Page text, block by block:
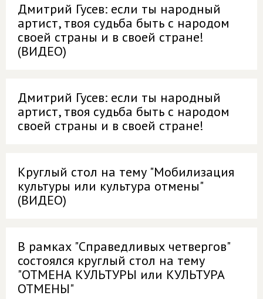
Дмитрий Гусев: если ты народный
артист, твоя судьба быть с народом
своей страны и в своей стране!
(ВИДЕО)
Дмитрий Гусев: если ты народный
артист, твоя судьба быть с народом
своей страны и в своей стране!
Круглый стол на тему "Мобилизация
культуры или культура отмены"
(ВИДЕО)
В рамках "Справедливых четвергов"
состоялся круглый стол на тему
"ОТМЕНА КУЛЬТУРЫ или КУЛЬТУРА
ОТМЕНЫ"